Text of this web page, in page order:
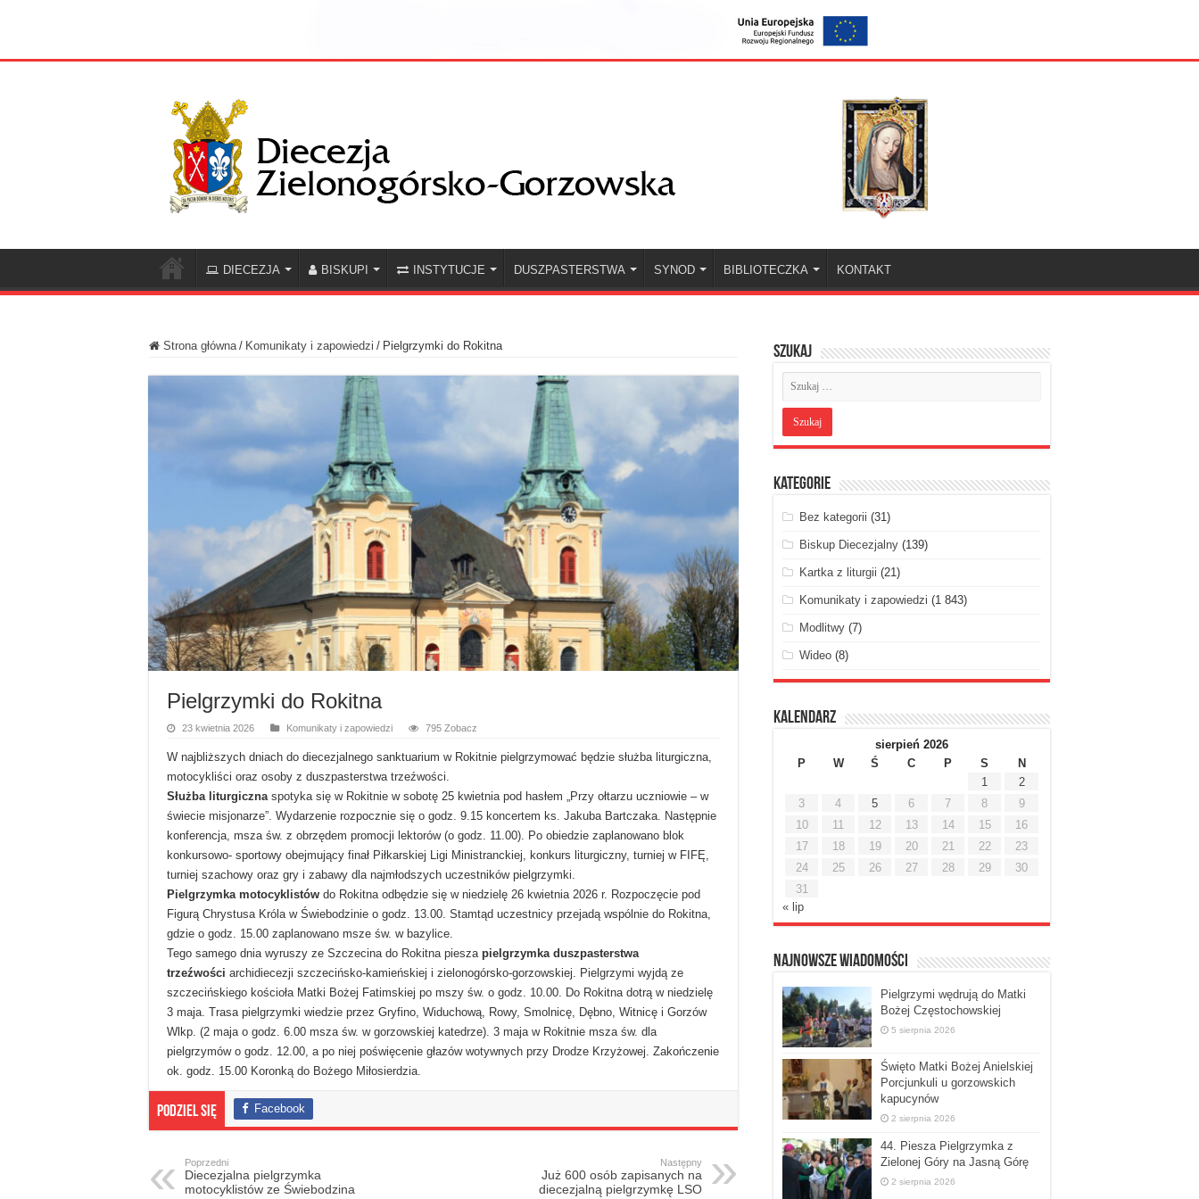
DIECEZJA BISKUPI INSTYTUCJE DUSZPASTERSTWA SYNOD BIBLIOTECZKA KONTAKT
Strona główna / Komunikaty i zapowiedzi / Pielgrzymki do Rokitna
Pielgrzymki do Rokitna
23 kwietnia 2026 Komunikaty i zapowiedzi 795 Zobacz
W najbliższych dniach do diecezjalnego sanktuarium w Rokitnie pielgrzymować będzie służba liturgiczna,
motocykliści oraz osoby z duszpasterstwa trzeźwości.
Służba liturgicznaspotyka się w Rokitnie w sobotę 25 kwietnia pod hasłem „Przy ołtarzu uczniowie – w
świecie misjonarze”. Wydarzenie rozpocznie się o godz. 9.15 koncertem ks. Jakuba Bartczaka. Następnie
konferencja, msza św. z obrzędem promocji lektorów (o godz. 11.00). Po obiedzie zaplanowano blok
konkursowo- sportowy obejmujący finał Piłkarskiej Ligi Ministranckiej, konkurs liturgiczny, turniej w FIFĘ,
turniej szachowy oraz gry i zabawy dla najmłodszych uczestników pielgrzymki.
Pielgrzymka motocyklistów do Rokitna odbędzie się w niedzielę 26 kwietnia 2026 r. Rozpoczęcie pod
Figurą Chrystusa Króla w Świebodzinie o godz. 13.00. Stamtąd uczestnicy przejadą wspólnie do Rokitna,
gdzie o godz. 15.00 zaplanowano msze św. w bazylice.
Tego samego dnia wyruszy ze Szczecina do Rokitna piesza pielgrzymka duszpasterstwa
trzeźwości archidiecezji szczecińsko-kamieńskiej i zielonogórsko-gorzowskiej. Pielgrzymi wyjdą ze
szczecińskiego kościoła Matki Bożej Fatimskiej po mszy św. o godz. 10.00. Do Rokitna dotrą w niedzielę
3 maja. Trasa pielgrzymki wiedzie przez Gryfino, Widuchową, Rowy, Smolnicę, Dębno, Witnicę i Gorzów
Wlkp. (2 maja o godz. 6.00 msza św. w gorzowskiej katedrze). 3 maja w Rokitnie msza św. dla
pielgrzymów o godz. 12.00, a po niej poświęcenie głazów wotywnych przy Drodze Krzyżowej. Zakończenie
ok. godz. 15.00 Koronką do Bożego Miłosierdzia.
Podziel się Facebook
Poprzedni
Diecezjalna pielgrzymka
motocyklistów ze Świebodzina
Następny
Już 600 osób zapisanych na
diecezjalną pielgrzymkę LSO
Szukaj
Kategorie
Bez kategorii (31)
Biskup Diecezjalny(139)
Kartka z liturgii (21)
Komunikaty i zapowiedzi (1 843)
Modlitwy(7)
Wideo(8)
Kalendarz
sierpień 2026
P
W Ś C P S
N
1
2
3
4 5 6 7 8
9
10
11 12 13 14 15
16
17
18 19 20 21 22
23
24
25 26 27 28 29
30
31
« lip
Najnowsze Wiadomości
Pielgrzymi wędrują do Matki
Bożej Częstochowskiej
5 sierpnia 2026
Święto Matki Bożej Anielskiej
Porcjunkuli u gorzowskich
kapucynów
2 sierpnia 2026
44. Piesza Pielgrzymka z
Zielonej Góry na Jasną Górę
2 sierpnia 2026